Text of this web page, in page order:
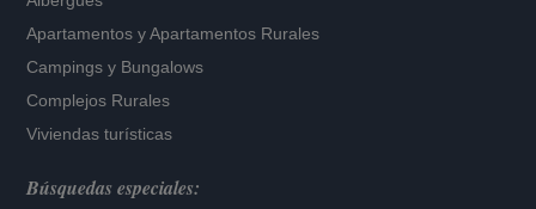
Apartamentos yApartamentos Rurales
Campings y Bungalows
Complejos Rurales
Viviendas turísticas
Búsquedas especiales: